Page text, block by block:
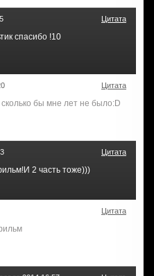
Цитата
спасибо !10
Цитата
бы мне лет не было:D
Цитата
2 часть тоже)))
Цитата